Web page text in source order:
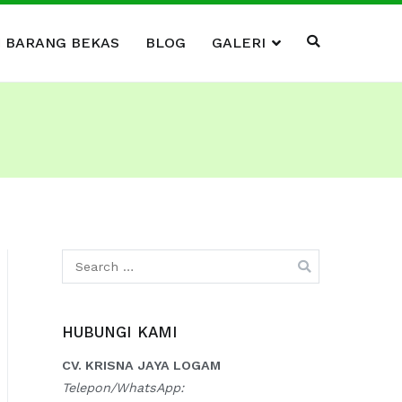
BEKAS BLOG GALERI
for:
HUBUNGI KAMI
CV. KRISNA JAYA LOGAM
Telepon/WhatsApp: